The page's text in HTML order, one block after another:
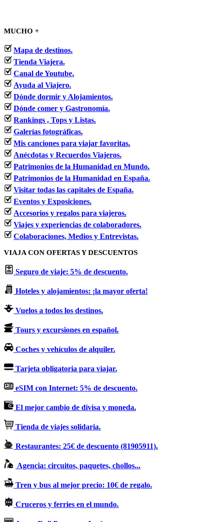
MUCHO +
Mapa de destinos.
Tienda Viajera.
Canal de Youtube.
Ayuda al Viajero.
Dónde dormir y Alojamientos.
Dónde comer y Gastronomía.
Rankings , Tops y Listas.
Galerías fotográficas.
Mis canciones para viajar favoritas.
Anécdotas y Recuerdos Viajeros.
Patrimonios de la Humanidad en Mundo.
Patrimonios de la Humanidad en España.
Visitar todas las capitales de España.
Eventos y Exposiciones.
Accesorios y regalos para viajeros.
Viajes y experiencias de colaboradores.
Colaboraciones, Medios y Entrevistas.
VIAJA CON OFERTAS Y DESCUENTOS
Seguro de viaje: 5% de descuento.
Hoteles y alojamientos: ¡la mayor oferta!
Vuelos a todos los destinos.
Tours y excursiones en español.
Coches y vehículos de alquiler.
Tarjeta obligatoria para viajar.
eSIM con Internet: 5% de descuento.
El mejor cambio de divisa y moneda.
Tienda de viajes solidaria.
Restaurantes: 25€ de descuento (81905911).
Agencia: circuitos, paquetes, chollos...
Tren y bus al mejor precio: 10€ de regalo.
Cruceros y ferries en el mundo.